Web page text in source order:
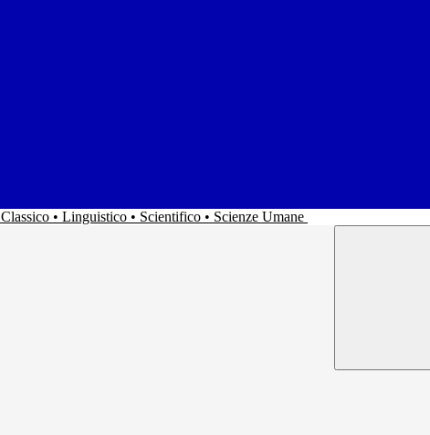
Classico • Linguistico • Scientifico • Scienze Umane